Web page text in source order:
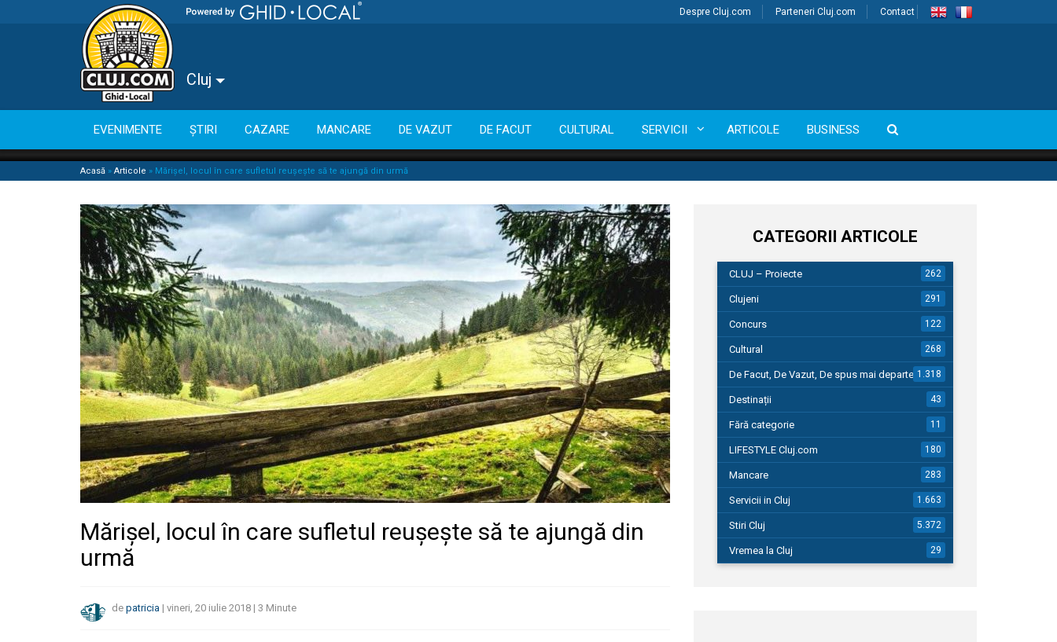
Despre Cluj.com Parteneri Cluj.com Contact
Cluj
EVENIMENTE ȘTIRI CAZARE MANCARE DE VAZUT DE FACUT CULTURAL SERVICII ARTICOLE BUSINESS
Acasă » Articole » Mărișel, locul în care sufletul reușește să te ajungă din urmă
Mărișel, locul în care sufletul reușește să te ajungă din
urmă
de patricia | vineri, 20 iulie 2018 | 3 Minute
CATEGORII ARTICOLE
CLUJ – Proiecte 262
Clujeni 291
Concurs 122
Cultural 268
De Facut, De Vazut, De spus mai departe…1.318
Destinații 43
Fără categorie 11
LIFESTYLE Cluj.com 180
Mancare 283
Servicii in Cluj 1.663
Stiri Cluj 5.372
Vremea la Cluj 29